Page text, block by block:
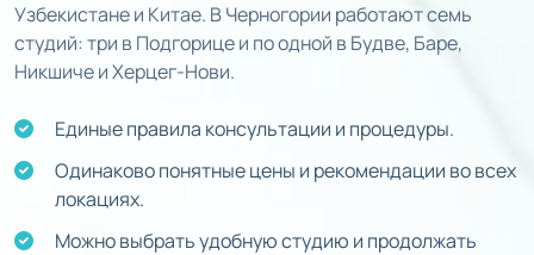
Узбекистане и Китае. В Черногории работают семь
студий: три в Подгорице и по одной в Будве, Баре,
Никшиче и Херцег-Нови.
Единые правила консультации и процедуры.
Одинаково понятные цены и рекомендации во всех
локациях.
Можно выбрать удобную студию и продолжать